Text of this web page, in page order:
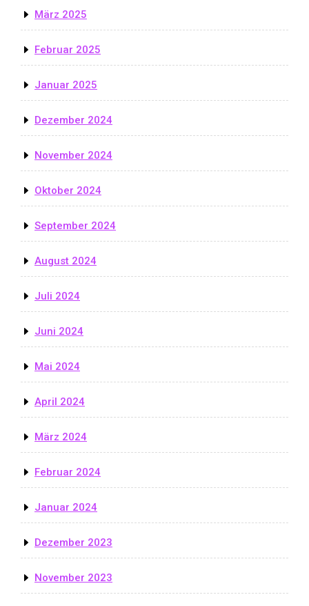
März 2025
Februar 2025
Januar 2025
Dezember 2024
November 2024
Oktober 2024
September 2024
August 2024
Juli 2024
Juni 2024
Mai 2024
April 2024
März 2024
Februar 2024
Januar 2024
Dezember 2023
November 2023